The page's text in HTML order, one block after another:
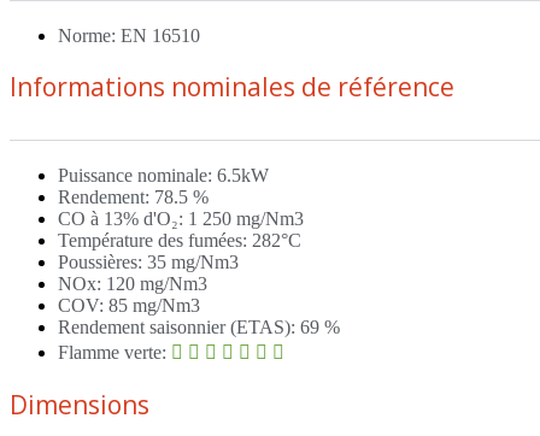
Norme: EN 16510
Informations nominales de référence
Puissance nominale: 6.5kW
Rendement: 78.5 %
CO à 13% d'O₂: 1 250 mg/Nm3
Température des fumées: 282°C
Poussières: 35 mg/Nm3
NOx: 120 mg/Nm3
COV: 85 mg/Nm3
Rendement saisonnier (ETAS): 69 %
Flamme verte:
Dimensions